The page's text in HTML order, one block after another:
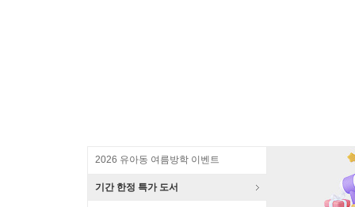
2026 유아동 여름방학 이벤트
기간 한정 특가 도서